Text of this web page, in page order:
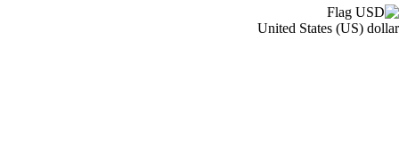
United States (US) dollar